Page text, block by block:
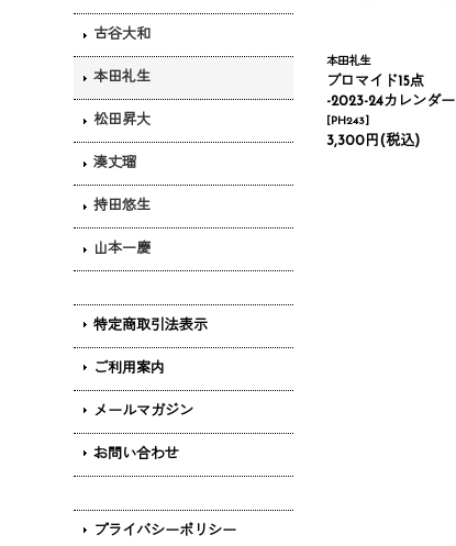
古谷大和
本田礼生
松田昇大
湊丈瑠
持田悠生
山本一慶
特定商取引法表示
ご利用案内
メールマガジン
お問い合わせ
プライバシーポリシー
本田礼生
ブロマイド15点
-2023-24カレンダー
[PH243]
3,300円 (税込)